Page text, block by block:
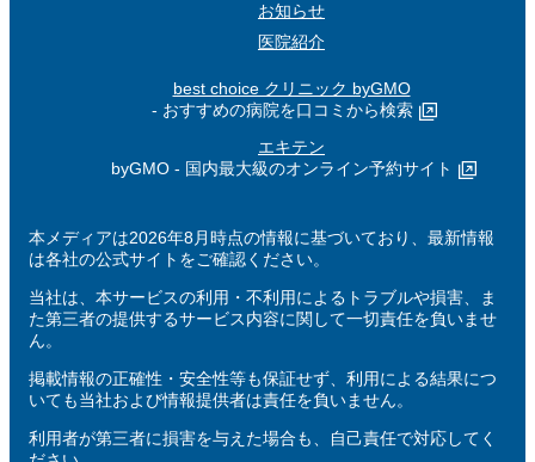
お知らせ
医院紹介
best choice クリニック byGMO
- おすすめの病院を口コミから検索
エキテン
byGMO - 国内最大級のオンライン予約サイト
本メディアは2026年8月時点の情報に基づいており、最新情報
は各社の公式サイトをご確認ください。
当社は、本サービスの利用・不利用によるトラブルや損害、ま
た第三者の提供するサービス内容に関して一切責任を負いませ
ん。
掲載情報の正確性・安全性等も保証せず、利用による結果につ
いても当社および情報提供者は責任を負いません。
利用者が第三者に損害を与えた場合も、自己責任で対応してく